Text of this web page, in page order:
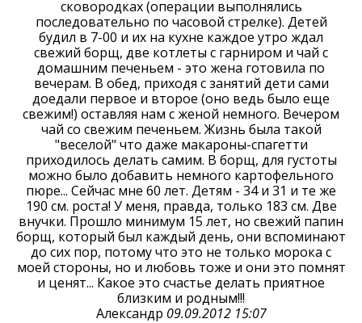
сковородках (операции выполнялись
последовательно по часовой стрелке). Детей
будил в 7-00 и их на кухне каждое утро ждал
свежий борщ, две котлеты с гарниром и чай с
домашним печеньем - это жена готовила по
вечерам. В обед, приходя с занятий дети сами
доедали первое и второе (оно ведь было еще
свежим!) оставляя нам с женой немного. Вечером
чай со свежим печеньем. Жизнь была такой
"веселой" что даже макароны-спагетти
приходилось делать самим. В борщ, для густоты
можно было добавить немного картофельного
пюре... Сейчас мне 60 лет. Детям - 34 и 31 и те же
190 см. роста! У меня, правда, только 183 см. Две
внучки. Прошло минимум 15 лет, но свежий папин
борщ, который был каждый день, они вспоминают
до сих пор, потому что это не только морока с
моей стороны, но и любовь тоже и они это помнят
и ценят... Какое это счастье делать приятное
близким и родным!!!
Александр 09.09.2012 15:07